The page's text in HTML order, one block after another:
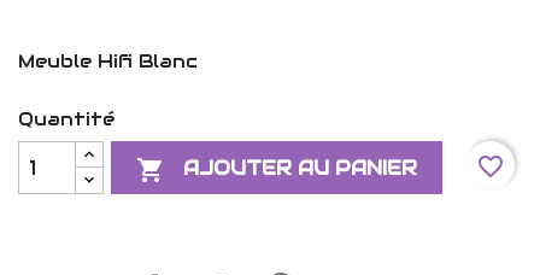
Meuble Hifi Blanc
Quantité
 AJOUTER AU PANIER favorite_border